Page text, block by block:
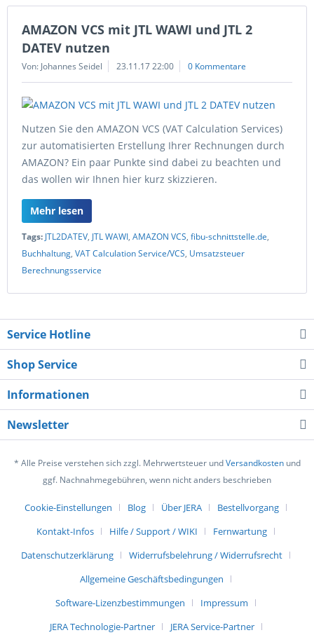
AMAZON VCS mit JTL WAWI und JTL 2
DATEV nutzen
Von: Johannes Seidel 23.11.17 22:00 0 Kommentare
Nutzen Sie den AMAZON VCS (VAT Calculation Services)
zur automatisierten Erstellung Ihrer Rechnungen durch
AMAZON? Ein paar Punkte sind dabei zu beachten und
das wollen wir Ihnen hier kurz skizzieren.
Mehr lesen
Tags: JTL2DATEV, JTL WAWI, AMAZON VCS, fibu-schnittstelle.de,
Buchhaltung, VAT Calculation Service/VCS, Umsatzsteuer
Berechnungsservice
Service Hotline
Shop Service
Informationen
Newsletter
* Alle Preise verstehen sich zzgl. Mehrwertsteuer undVersandkostenund
ggf. Nachnahmegebühren, wenn nicht anders beschrieben
Cookie-Einstellungen Blog Über JERA
Bestellvorgang
Kontakt-Infos
Hilfe / Support / WIKI
Fernwartung
Datenschutzerklärung
Widerrufsbelehrung / Widerrufsrecht
Allgemeine Geschäftsbedingungen
Software-Lizenzbestimmungen
Impressum
JERA Technologie-Partner
JERA Service-Partner